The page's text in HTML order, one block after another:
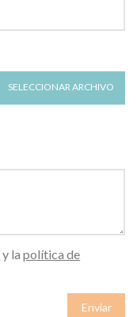
SELECCIONAR ARCHIVO
y lapolítica de